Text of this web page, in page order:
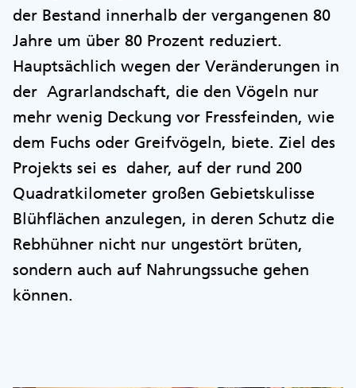
der Bestand innerhalb der vergangenen 80
Jahre um über 80 Prozent reduziert.
Hauptsächlich wegen der Veränderungen in
der Agrarlandschaft, die den Vögeln nur
mehr wenig Deckung vor Fressfeinden, wie
dem Fuchs oder Greifvögeln, biete. Ziel des
Projekts sei es daher, auf der rund 200
Quadratkilometer großen Gebietskulisse
Blühflächen anzulegen, in deren Schutz die
Rebhühner nicht nur ungestört brüten,
sondern auch auf Nahrungssuche gehen
können.